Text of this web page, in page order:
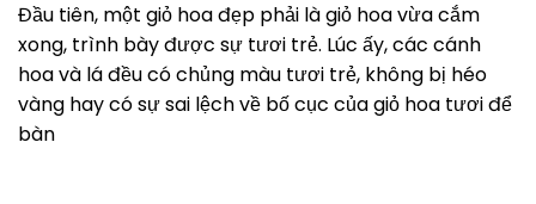
Đầu tiên, một giỏ hoa đẹp phải là giỏ hoa vừa cắm
xong, trình bày được sự tươi trẻ. Lúc ấy, các cánh
hoa và lá đều có chủng màu tươi trẻ, không bị héo
vàng hay có sự sai lệch về bố cục của giỏ hoa tươi để
bàn